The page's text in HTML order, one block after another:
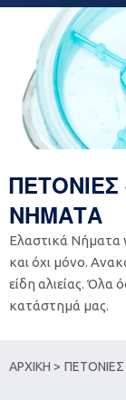
ΝΗΜΑΤΑ
Ελαστικά Νήματα
και όχι μόνο.
είδη αλιείας. Όλα
κατάστημά μας.
ΑΡΧΙΚΗ >